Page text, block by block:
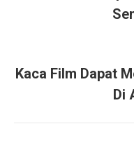
Kaca Film Dapat
Di